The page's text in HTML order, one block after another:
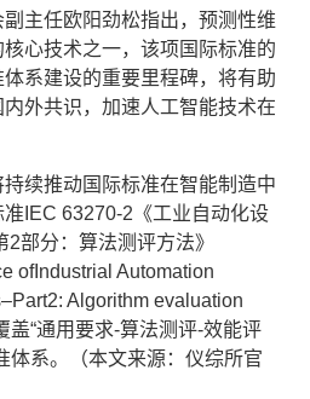
主任欧阳劲松指出，预测性维
心技术之一，该项国际标准的
系建设的重要里程碑，将有助
外共识，加速人工智能技术在
续推动国际标准在智能制造中
IEC 63270-2《工业自动化设
部分：算法测评方法》
ofIndustrial Automation
Algorithm evaluation
盖“通用要求-算法测评-效能评
体系。（本文来源：仪综所官